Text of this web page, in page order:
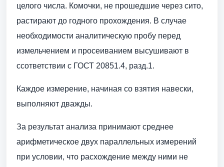
целого числа. Комочки, не прошедшие через сито,
растирают до годного прохождения. В случае
необходимости аналитическую пробу перед
измельчением и просеиванием высушивают в
ссответствии с ГОСТ 20851.4, разд.1.
Каждое измерение, начиная со взятия навески,
выполняют дважды.
За результат анализа принимают среднее
арифметическое двух параллельных измерений
при условии, что расхождение между ними не